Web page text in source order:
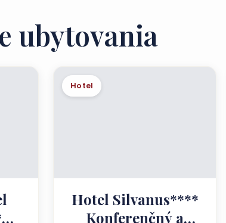
ubytovania
Hotel
Hotel Silvanus****
Konferenčný a